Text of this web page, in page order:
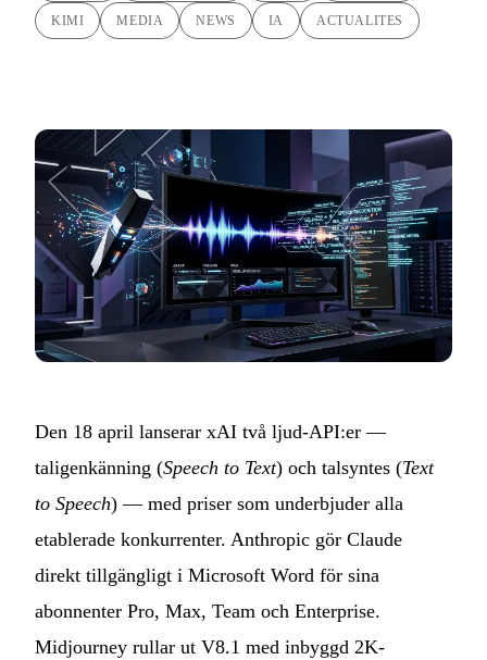
KIMI MEDIA NEWS IA ACTUALITES
Den 18 april lanserar xAI två ljud-API:er —
taligenkänning (Speech to Text) och talsyntes (Text
to Speech) — med priser som underbjuder alla
etablerade konkurrenter. Anthropic gör Claude
direkt tillgängligt i Microsoft Word för sina
abonnenter Pro, Max, Team och Enterprise.
Midjourney rullar ut V8.1 med inbyggd 2K-